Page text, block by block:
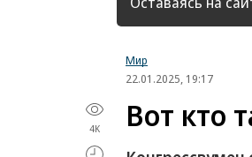
Мир
22.01.2025, 19:17
4K Вот кто